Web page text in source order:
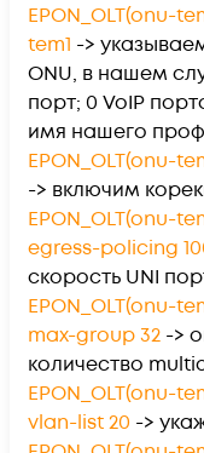
EPON_OLT(onu-
tem1 ->
ONU, в нашем
порт; 0 VoIP
имя нашего
EPON_OLT(onu-
-> включим
EPON_OLT(onu-
egress-policing
скорость UNI
EPON_OLT(onu-
max-group 32 ->
количество
EPON_OLT(onu-
vlan-list 20 ->